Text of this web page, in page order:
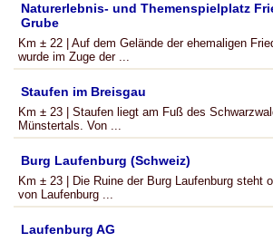
Naturerlebnis- und Themenspielplatz
Grube
Km ± 22 | Auf dem Gelände der ehemaligen
wurde im Zuge der ...
Staufen im Breisgau
Km ± 23 | Staufen liegt am Fuß des
Münstertals. Von ...
Burg Laufenburg (Schweiz)
Km ± 23 | Die Ruine der Burg Laufenburg steht
von Laufenburg ...
Laufenburg AG